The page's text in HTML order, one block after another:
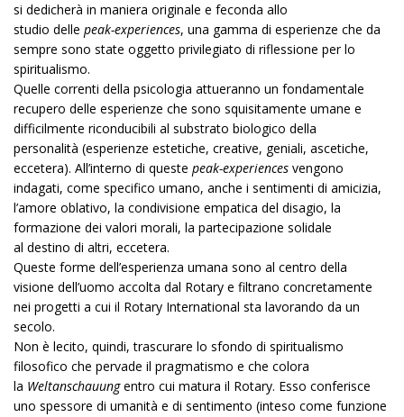
si dedicherà in maniera originale e feconda allo
studio delle peak-experiences, una gamma di esperienze che da
sempre sono state oggetto privilegiato di riflessione per lo
spiritualismo.
Quelle correnti della psicologia attueranno un fondamentale
recupero delle esperienze che sono squisitamente umane e
difficilmente riconducibili al substrato biologico della
personalità (esperienze estetiche, creative, geniali, ascetiche,
eccetera). All’interno di queste peak-experiences vengono
indagati, come specifico umano, anche i sentimenti di amicizia,
l’amore oblativo, la condivisione empatica del disagio, la
formazione dei valori morali, la partecipazione solidale
al destino di altri, eccetera.
Queste forme dell’esperienza umana sono al centro della
visione dell’uomo accolta dal Rotary e filtrano concretamente
nei progetti a cui il Rotary International sta lavorando da un
secolo.
Non è lecito, quindi, trascurare lo sfondo di spiritualismo
filosofico che pervade il pragmatismo e che colora
la Weltanschauungentro cui matura il Rotary. Esso conferisce
uno spessore di umanità e di sentimento (inteso come funzione